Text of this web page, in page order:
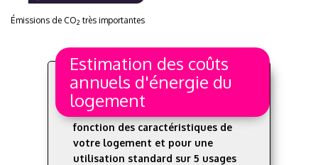
Émissions de CO2 très importantes
Estimation des coûts
annuels d'énergie du
logement
Les coûts sont estimés en
fonction des caractéristiques de
votre logement et pour une
utilisation standard sur 5 usages